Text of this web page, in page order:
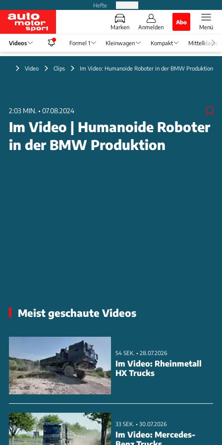
Hefte
Marken Anmelden
Abo
Menü
Videos Formel 1 Kleinwagen Kompakt Mittelklasse
Video Clips Im Video: Humanoide Roboter in der BMW Produktion
2:03 MIN. • 07.08.2024
Im Video | Humanoide Roboter
in der BMW Produktion
Meist geschaute Videos
54 SEK. • 28.07.2026
Im Video: Rheinmetall
HX Trucks
33 SEK. • 30.07.2026
Im Video: Mercedes-